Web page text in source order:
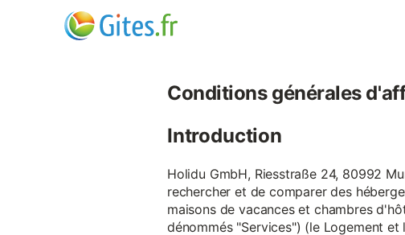
Conditions générales
Introduction
Holidu GmbH, Riesstraße 24, 80992
rechercher et de comparer des
maisons de vacances et chambres
dénommés "Services") (le Logement